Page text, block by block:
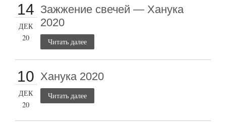
14
ДЕК
20
Зажжение свечей — Ханука
2020
Читать далее
10
ДЕК
20
Ханука 2020
Читать далее